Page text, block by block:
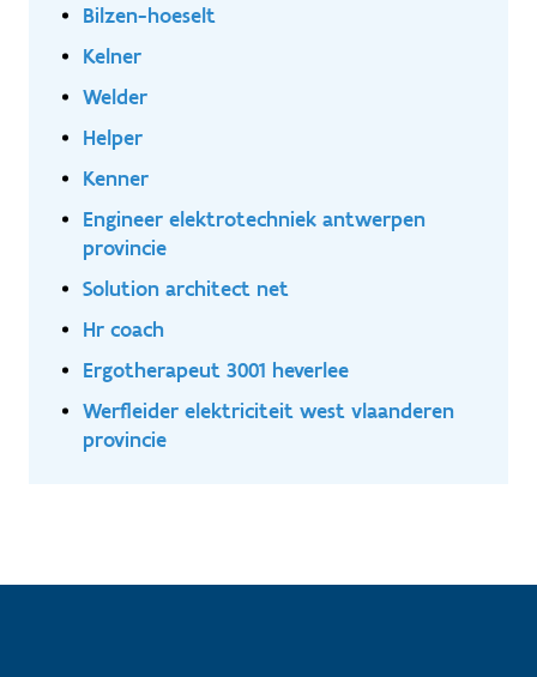
Bilzen-hoeselt
Kelner
Welder
Helper
Kenner
Engineer elektrotechniek antwerpen
provincie
Solution architect net
Hr coach
Ergotherapeut 3001 heverlee
Werfleider elektriciteit west vlaanderen
provincie